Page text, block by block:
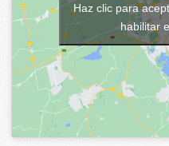
Haz clic para
habilitar